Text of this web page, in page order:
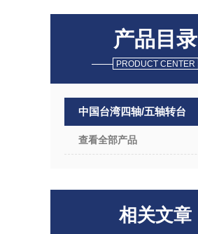
产品目录
PRODUCT CENTER
中国台湾四轴/五轴转台
查看全部产品
相关文章